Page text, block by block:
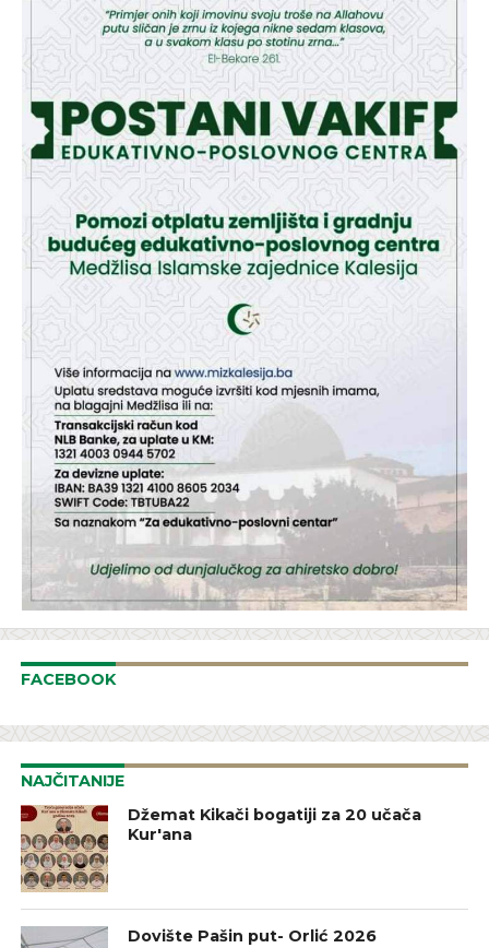
FACEBOOK
NAJČITANIJE
Džemat Kikači bogatiji za 20 učača
Kur'ana
Dovište Pašin put- Orlić 2026